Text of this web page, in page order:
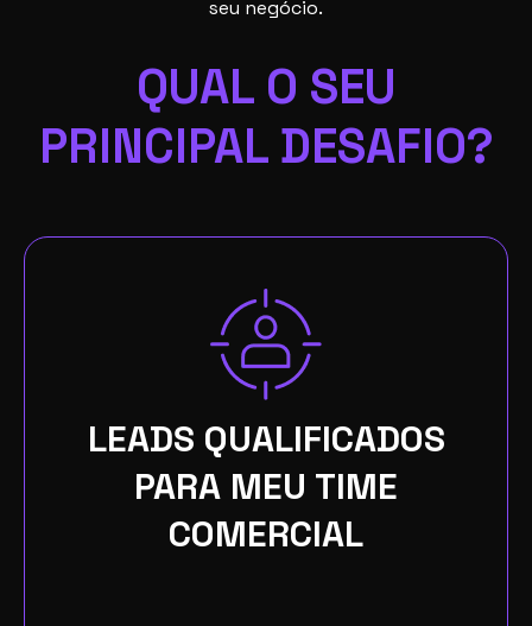
seu negócio.
QUAL O SEU
PRINCIPAL DESAFIO?
LEADS QUALIFICADOS
PARA MEU TIME
COMERCIAL